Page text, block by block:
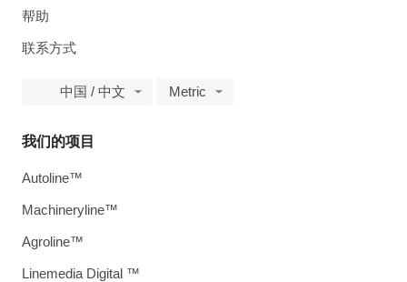
帮助
联系方式
中国 / 中文 Metric
我们的项目
Autoline™
Machineryline™
Agroline™
Linemedia Digital ™